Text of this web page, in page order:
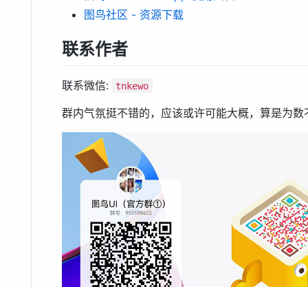
图鸟社区 - 资源下载
联系作者
联系微信: tnkewo
群内气氛挺不错的，应该或许可能大概，算是为